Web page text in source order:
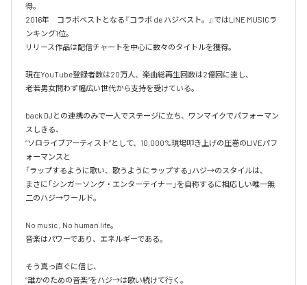
得。
2016年　コラボベストとなる『コラボ de ハジベスト。』ではLINE MUSICラ
ンキング1位。
リリース作品は配信チャートを中心に数々のタイトルを獲得。
現在YouTube登録者数は20万人、楽曲総再生回数は2億回に達し、
老若男女問わず幅広い世代から支持を受けている。
back DJとの連携のみで一人でステージに立ち、ワンマイクでパフォーマン
スしきる、
“ソロライブアーティスト”として、10,000%現場叩き上げの圧巻のLIVEパフ
ォーマンスと
「ラップするように歌い、歌うようにラップする」ハジ→のスタイルは、
まさに「シンガーソング・エンターテイナー」を自称するに相応しい唯一無
二のハジ→ワールド。
No music , No human life。
音楽はパワーであり、エネルギーである。
そう真っ直ぐに信じ、